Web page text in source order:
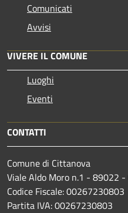
Comunicati
Avvisi
VIVERE IL COMUNE
Luoghi
Eventi
CONTATTI
Comune di Cittanova
Viale Aldo Moro n.1 - 89022
Codice Fiscale: 00267230803
Partita IVA: 00267230803